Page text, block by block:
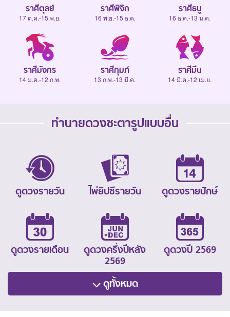
ราศีตุลย์
17 ต.ค.-15 พ.ย.
ราศีพิจิก
16 พ.ย.-15 ธ.ค.
ราศีธนู
16 ธ.ค.-13 ม.ค.
ราศีมังกร
14 ม.ค.-12 ก.พ.
ราศีกุมภ์
13 ก.พ.-13 มี.ค.
ราศีมีน
14 มี.ค.-12 เม.ย.
ทำนายดวงชะตารูปแบบอื่น
ดูดวงรายวัน ไพ่ยิปซีรายวัน ดูดวงรายปักษ์
ดูดวงรายเดือน
ดูดวงครึ่งปีหลัง
2569
ดูดวงปี 2569
ดูทั้งหมด